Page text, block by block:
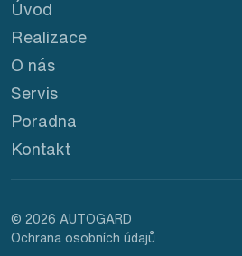
Úvod
Realizace
O nás
Servis
Poradna
Kontakt
© 2026 AUTOGARD
Ochrana osobních údajů